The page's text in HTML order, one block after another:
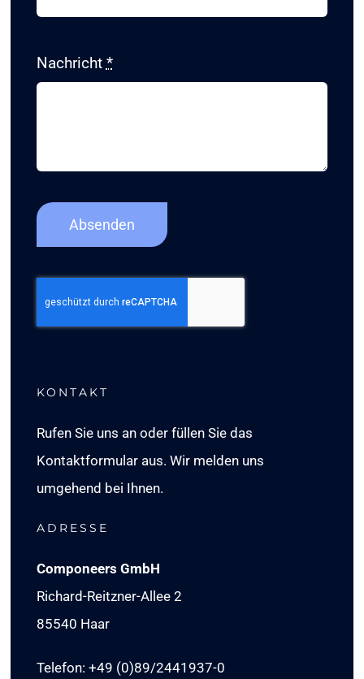
Nachricht *
Absenden
KONTAKT
Rufen Sie uns an oder füllen Sie das
Kontaktformular aus. Wir melden uns
umgehend bei Ihnen.
ADRESSE
Componeers GmbH
Richard-Reitzner-Allee 2
85540 Haar
Telefon: +49 (0)89/2441937-0